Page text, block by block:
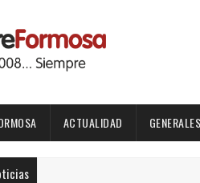
ACTUALIDAD GENERALES